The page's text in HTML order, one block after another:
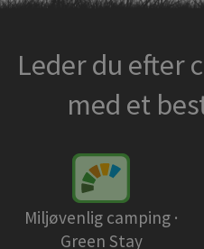
Leder du efter
med et
Miljøvenlig camping ·
Green Stay